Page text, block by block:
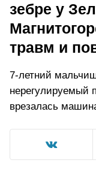
зебре у
травм и
7-летний
нерегулируемый
врезалась